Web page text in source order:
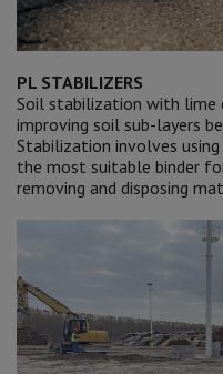
PL STABILIZERS
Soil stabilization with lime
improving soil sub-layers
Stabilization involves
the most suitable binder
removing and disposing